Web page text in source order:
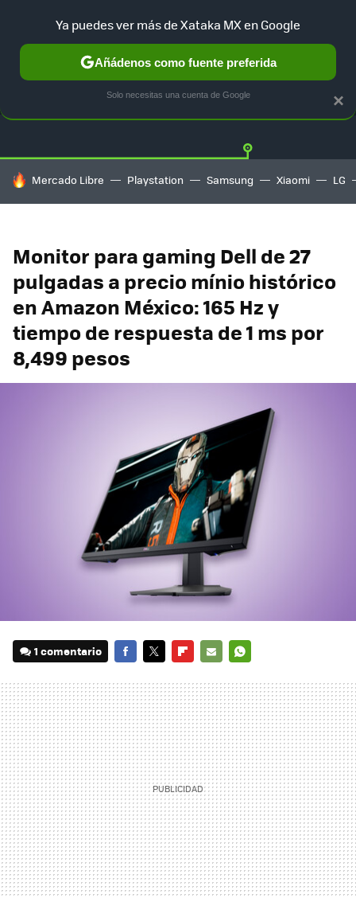
GUÍA DE COMPRAS MERCADO LIBRE
HOY SE HABLA DE
Mercado Libre Playstation Samsung Xiaomi LG
Monitor para gaming Dell de 27
pulgadas a precio mínio histórico
en Amazon México: 165 Hz y
tiempo de respuesta de 1 ms por
8,499 pesos
1 comentario
MAIL
×
Ya puedes ver más de Xataka MX en Google
Añádenos como fuente preferida
Solo necesitas una cuenta de Google